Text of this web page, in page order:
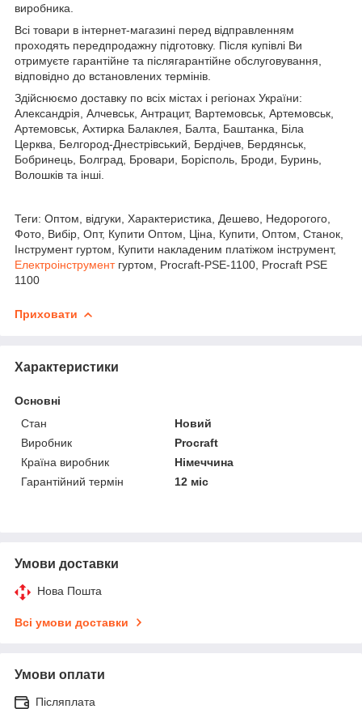
виробника.
Всі товари в інтернет-магазині перед відправленням
проходять передпродажну підготовку. Після купівлі Ви
отримуєте гарантійне та післягарантійне обслуговування,
відповідно до встановлених термінів.
Здійснюємо доставку по всіх містах і регіонах України:
Александрія, Алчевськ, Антрацит, Вартемовськ, Артемовськ,
Артемовськ, Ахтирка Балаклея, Балта, Баштанка, Біла
Церква, Белгород-Днестрівський, Бердічев, Бердянськ,
Бобринець, Болград, Бровари, Борісполь, Броди, Буринь,
Волошків та інші.
Теги: Оптом, відгуки, Характеристика, Дешево, Недорогого,
Фото, Вибір, Опт, Купити Оптом, Ціна, Купити, Оптом, Станок,
Інструмент гуртом, Купити накладеним платіжом інструмент,
Електроінструментгуртом, Procraft-РSE-1100, Procraft РSE
1100
Приховати
Характеристики
Основні
Стан
Новий
Виробник
Procraft
Країна виробник
Німеччина
Гарантійний термін
12 міс
Умови доставки
Нова Пошта
Всі умови доставки
Умови оплати
Післяплата